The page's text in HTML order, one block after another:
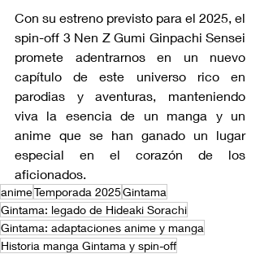
Con su estreno previsto para el 2025, el
spin-off 3 Nen Z Gumi Ginpachi Sensei
promete adentrarnos en un nuevo
capítulo de este universo rico en
parodias y aventuras, manteniendo
viva la esencia de un manga y un
anime que se han ganado un lugar
especial en el corazón de los
aficionados.
animeTemporada 2025Gintama
Gintama: legado de Hideaki Sorachi
Gintama: adaptaciones anime y manga
Historia manga Gintama y spin-off